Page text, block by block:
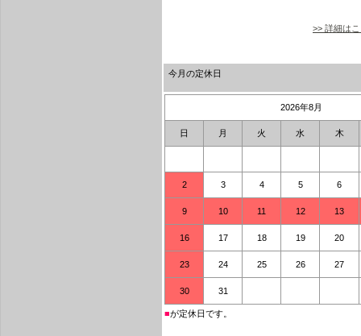
>> 詳細は
今月の定休日
2026年8月
日 月 火 水 木
2 3 4 5 6
9 10 11 12 13
16 17 18 19 20
23 24 25 26 27
30 31
■が定休日です。